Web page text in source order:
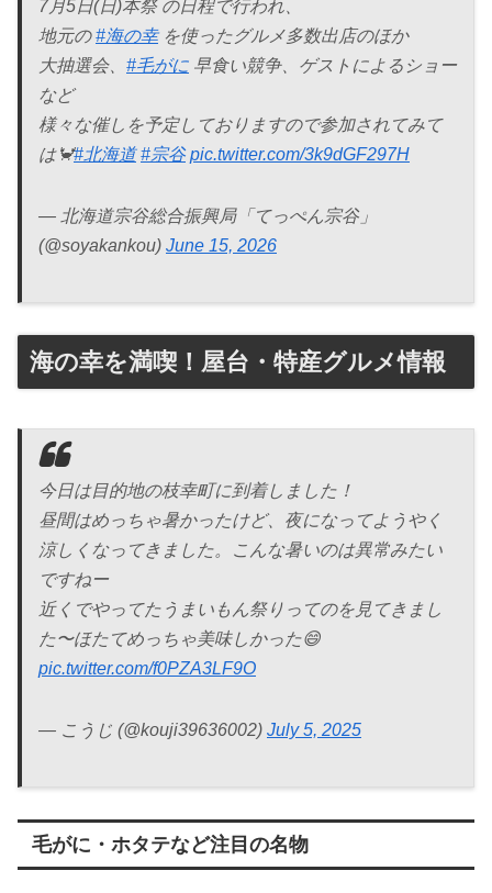
7月5日(日)本祭 の日程で行われ、
地元の#海の幸を使ったグルメ多数出店のほか
大抽選会、 #毛がに 早食い競争、ゲストによるショー
など
様々な催しを予定しておりますので参加されてみて
は🦀#北海道 #宗谷 pic.twitter.com/3k9dGF297H
— 北海道宗谷総合振興局「てっぺん宗谷」
(@soyakankou) June 15, 2026
海の幸を満喫！屋台・特産グルメ情報
今日は目的地の枝幸町に到着しました！
昼間はめっちゃ暑かったけど、夜になってようやく
涼しくなってきました。こんな暑いのは異常みたい
ですねー
近くでやってたうまいもん祭りってのを見てきまし
た〜ほたてめっちゃ美味しかった😄
pic.twitter.com/f0PZA3LF9O
— こうじ (@kouji39636002) July 5, 2025
毛がに・ホタテなど注目の名物